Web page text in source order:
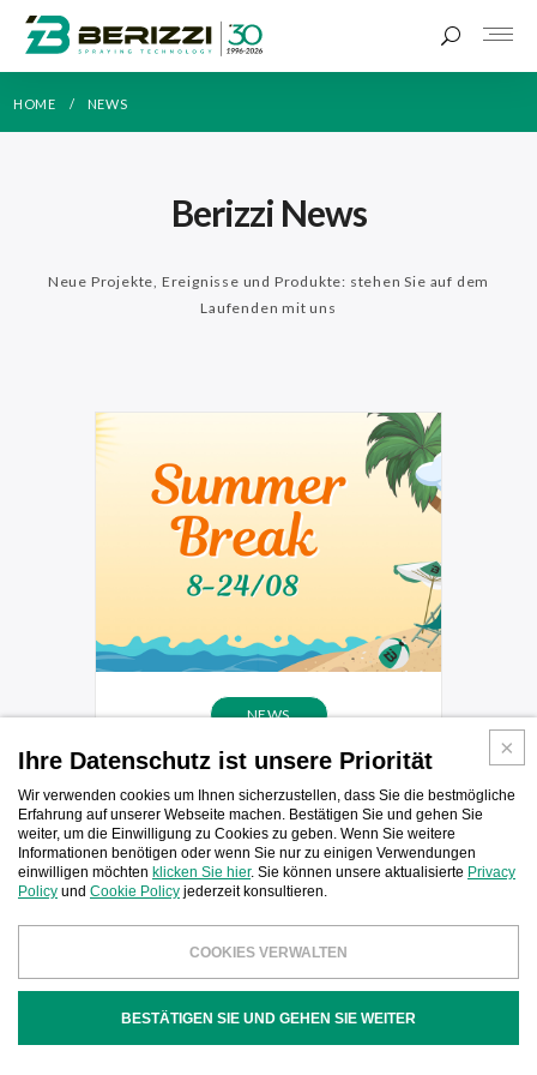
HOME NEWS
Berizzi News
Neue Projekte, Ereignisse und Produkte: stehen Sie auf dem
Laufenden mit uns
NEWS
Summer break 2026
Ihre Datenschutz ist unsere Priorität
Wir verwenden cookies um Ihnen sicherzustellen, dass Sie die bestmögliche
Erfahrung auf unserer Webseite machen. Bestätigen Sie und gehen Sie
weiter, um die Einwilligung zu Cookies zu geben. Wenn Sie weitere
Informationen benötigen oder wenn Sie nur zu einigen Verwendungen
einwilligen möchten klicken Sie hier. Sie können unsere aktualisierte Privacy
Policy und Cookie Policy jederzeit konsultieren.
COOKIES VERWALTEN
BESTÄTIGEN SIE UND GEHEN SIE WEITER